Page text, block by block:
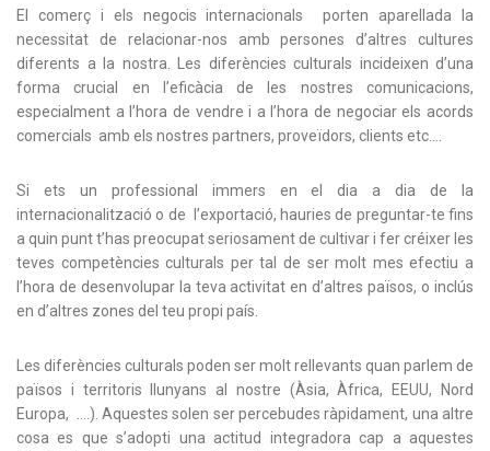
El comerç i els negocis internacionals porten aparellada la
necessitat de relacionar-nos amb persones d’altres cultures
diferents a la nostra. Les diferències culturals incideixen d’una
forma crucial en l’eficàcia de les nostres comunicacions,
especialment a l’hora de vendre i a l’hora de negociar els acords
comercials amb els nostres partners, proveïdors, clients etc….
Si ets un professional immers en el dia a dia de la
internacionalització o de l’exportació, hauries de preguntar-te fins
a quin punt t’has preocupat seriosament de cultivar i fer créixer les
teves competències culturals per tal de ser molt mes efectiu a
l’hora de desenvolupar la teva activitat en d’altres països, o inclús
en d’altres zones del teu propi país.
Les diferències culturals poden ser molt rellevants quan parlem de
països i territoris llunyans al nostre (Àsia, Àfrica, EEUU, Nord
Europa, ….). Aquestes solen ser percebudes ràpidament, una altre
cosa es que s’adopti una actitud integradora cap a aquestes